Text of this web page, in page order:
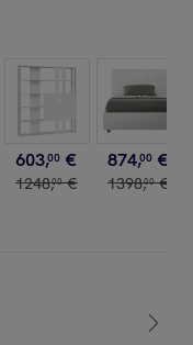
603,00 €
1248,00 €
874,00 €
1398,00 €